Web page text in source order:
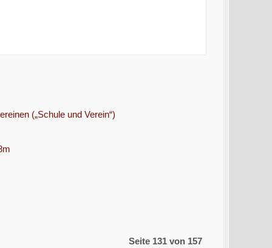
(„Schule und Verein“)
Seite 131 von 157